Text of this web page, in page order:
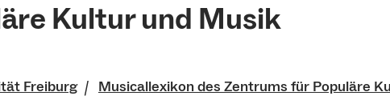
Kultur und Musik
Freiburg Musicallexikon des Zentrums für Populäre